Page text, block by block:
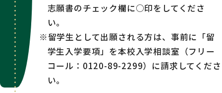
志願書のチェック欄に○印をしてくださ
い。
※留学生として出願される方は、事前に「留
学生入学要項」を本校入学相談室（フリー
コール：0120-89-2299）に請求してくださ
い。